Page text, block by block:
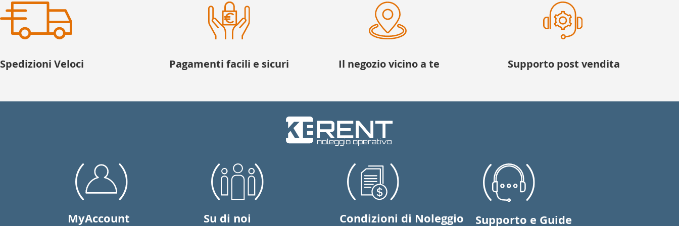
Spedizioni Veloci Pagamenti facili e sicuri Il negozio vicino a te Supporto post vendita
MyAccount Su di noi Condizioni di Noleggio Supporto e Guide